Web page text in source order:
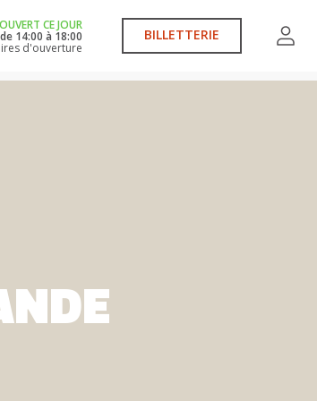
OUVERT CE JOUR
de 14:00 à 18:00
d'ouverture
BILLETTERIE